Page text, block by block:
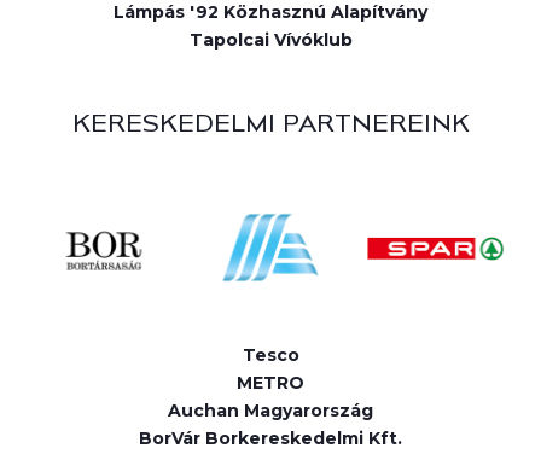
Lámpás '92 Közhasznú Alapítvány
Tapolcai Vívóklub
KERESKEDELMI PARTNEREINK
Tesco
METRO
Auchan Magyarország
BorVár Borkereskedelmi Kft.